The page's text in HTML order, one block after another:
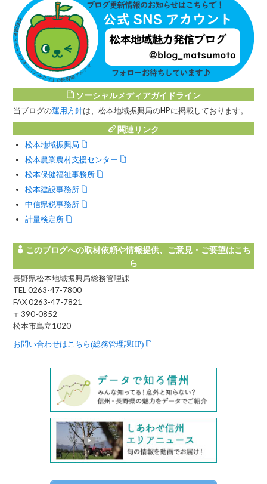
ソーシャルメディアガイドライン
当ブログの運用方針は、松本地域振興局のHPに掲載しております。
関連リンク
松本地域振興局
松本農業農村支援センター
松本保健福祉事務所
松本建設事務所
中信県税事務所
計量検定所
このブログへの取材依頼や情報提供、ご意見・ご要望はこち
ら
長野県松本地域振興局総務管理課
TEL 0263-47-7800
FAX 0263-47-7821
〒390-0852
松本市島立1020
お問い合わせはこちら(総務管理課HP)